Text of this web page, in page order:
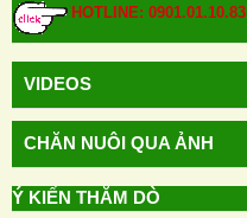
HOTLINE: 0901.01.10.83
VIDEOS
CHĂN NUÔI QUA ẢNH
Ý KIẾN THĂM DÒ